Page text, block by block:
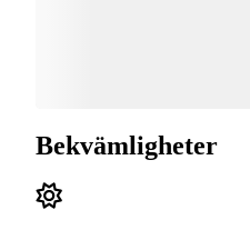
Bekvämligheter